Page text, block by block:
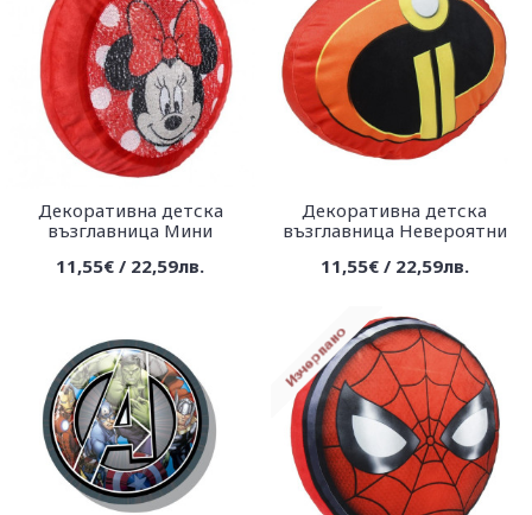
Декоративна детска
възглавница Мини
11,55€ / 22,59лв.
Декоративна детска
възглавница Невероятни
11,55€ / 22,59лв.